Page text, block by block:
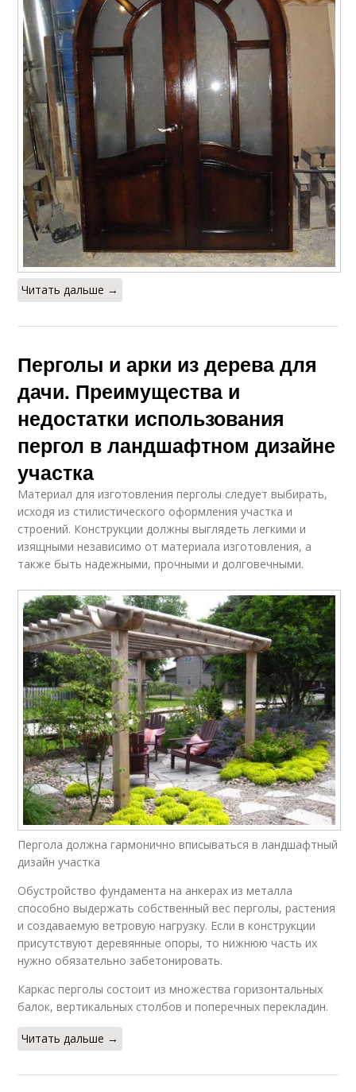
Читать дальше →
Перголы и арки из дерева для
дачи. Преимущества и
недостатки использования
пергол в ландшафтном дизайне
участка
Материал для изготовления перголы следует выбирать,
исходя из стилистического оформления участка и
строений. Конструкции должны выглядеть легкими и
изящными независимо от материала изготовления, а
также быть надежными, прочными и долговечными.
Пергола должна гармонично вписываться в ландшафтный
дизайн участка
Обустройство фундамента на анкерах из металла
способно выдержать собственный вес перголы, растения
и создаваемую ветровую нагрузку. Если в конструкции
присутствуют деревянные опоры, то нижнюю часть их
нужно обязательно забетонировать.
Каркас перголы состоит из множества горизонтальных
балок, вертикальных столбов и поперечных перекладин.
Читать дальше →